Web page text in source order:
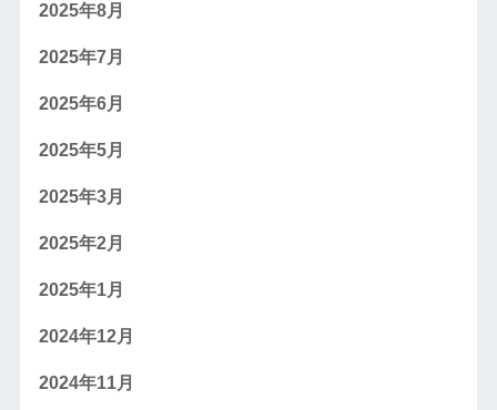
2025年8月
2025年7月
2025年6月
2025年5月
2025年3月
2025年2月
2025年1月
2024年12月
2024年11月